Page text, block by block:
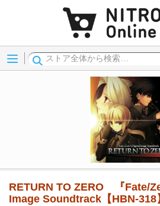
Menu
RETURN TO ZERO 『Fate/
Image Soundtrack【HBN-318